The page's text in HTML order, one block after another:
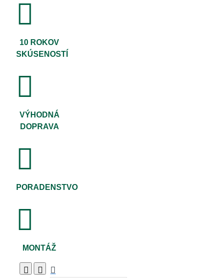
10 ROKOV
SKÚSENOSTÍ
VÝHODNÁ
DOPRAVA
PORADENSTVO
MONTÁŽ